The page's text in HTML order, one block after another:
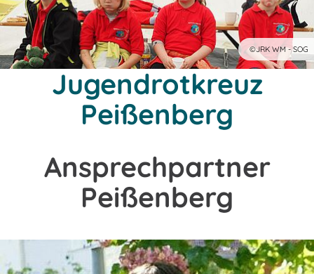
©JRK WM - SOG
Jugendrotkreuz
Peißenberg
Ansprechpartner
Peißenberg